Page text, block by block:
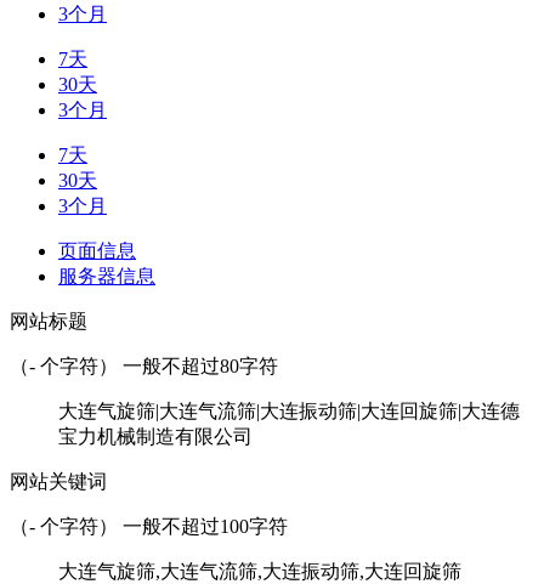
3个月
7天
30天
3个月
7天
30天
3个月
页面信息
服务器信息
网站标题
（- 个字符） 一般不超过80字符
大连气旋筛|大连气流筛|大连振动筛|大连回旋筛|大连德
宝力机械制造有限公司
网站关键词
（- 个字符） 一般不超过100字符
大连气旋筛,大连气流筛,大连振动筛,大连回旋筛